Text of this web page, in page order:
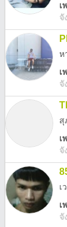
เ
จั
ห
เ
จั
เ
จั
เ
เ
จั